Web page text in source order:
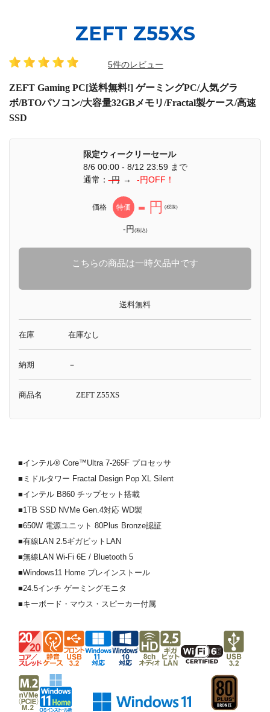
ZEFT Z55XS
5件のレビュー
ZEFT Gaming PC[送料無料!] ゲーミングPC/人気グラ
ボ/BTOパソコン/大容量32GBメモリ/Fractal製ケース/高速
SSD
限定ウィークリーセール
8/6 00:00 - 8/12 23:59 まで
通常：-円 → -円OFF！
価格 特価 - 円 (税抜)
-円(税込)
こちらの商品は一時欠品中です
送料無料
在庫 在庫なし
納期 －
商品名 ZEFT Z55XS
■インテル® Core™Ultra 7-265F プロセッサ
■ミドルタワー Fractal Design Pop XL Silent
■インテル B860 チップセット搭載
■1TB SSD NVMe Gen.4対応 WD製
■650W 電源ユニット 80Plus Bronze認証
■有線LAN 2.5ギガビットLAN
■無線LAN Wi-Fi 6E / Bluetooth 5
■Windows11 Home プレインストール
■24.5インチ ゲーミングモニタ
■キーボード・マウス・スピーカー付属